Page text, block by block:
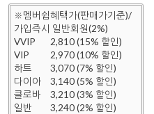
※멤버쉽혜택가(판매가기준)/
가입즉시 일반회원(2%)
VVIP
2,810 (15% 할인)
VIP
2,970 (10% 할인)
하트
3,070 (7% 할인)
다이아
3,140 (5% 할인)
클로바
3,210 (3% 할인)
일반
3,240 (2% 할인)